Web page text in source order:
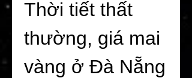
Thời tiết thất
thường, giá mai
vàng ở Đà Nẵng